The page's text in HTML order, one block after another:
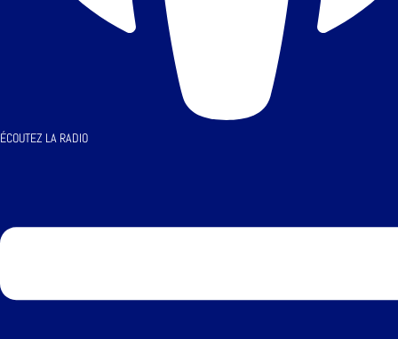
ÉCOUTEZ LA RADIO